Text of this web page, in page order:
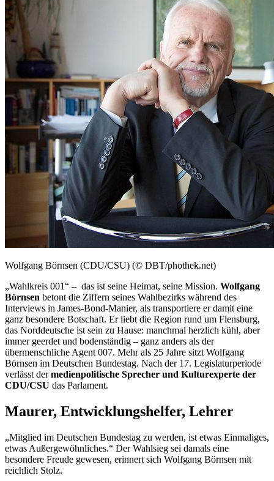
Wolfgang Börnsen (CDU/CSU) (© DBT/phothek.net)
„Wahlkreis 001“ – das ist seine Heimat, seine Mission. Wolfgang
Börnsen betont die Ziffern seines Wahlbezirks während des
Interviews in James-Bond-Manier, als transportiere er damit eine
ganz besondere Botschaft. Er liebt die Region rund um Flensburg,
das Norddeutsche ist sein zu Hause: manchmal herzlich kühl, aber
immer geerdet und bodenständig – ganz anders als der
übermenschliche Agent 007. Mehr als 25 Jahre sitzt Wolfgang
Börnsen im Deutschen Bundestag. Nach der 17. Legislaturperiode
verlässt dermedienpolitische Sprecher und Kulturexperte der
CDU/CSU das Parlament.
Maurer, Entwicklungshelfer, Lehrer
„Mitglied im Deutschen Bundestag zu werden, ist etwas Einmaliges,
etwas Außergewöhnliches.“ Der Wahlsieg sei damals eine
besondere Freude gewesen, erinnert sich Wolfgang Börnsen mit
reichlich Stolz.